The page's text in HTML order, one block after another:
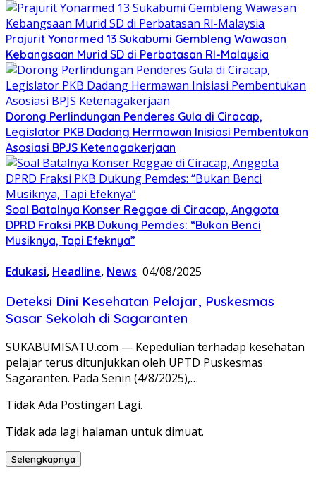
Prajurit Yonarmed 13 Sukabumi Gembleng Wawasan
Kebangsaan Murid SD di Perbatasan RI-Malaysia
Dorong Perlindungan Penderes Gula di Ciracap,
Legislator PKB Dadang Hermawan Inisiasi Pembentukan
Asosiasi BPJS Ketenagakerjaan
Soal Batalnya Konser Reggae di Ciracap, Anggota
DPRD Fraksi PKB Dukung Pemdes: “Bukan Benci
Musiknya, Tapi Efeknya”
Edukasi, Headline, News 04/08/2025
Deteksi Dini Kesehatan Pelajar, Puskesmas
Sasar Sekolah di Sagaranten
SUKABUMISATU.com — Kepedulian terhadap kesehatan
pelajar terus ditunjukkan oleh UPTD Puskesmas
Sagaranten. Pada Senin (4/8/2025),…
Tidak Ada Postingan Lagi.
Tidak ada lagi halaman untuk dimuat.
Selengkapnya